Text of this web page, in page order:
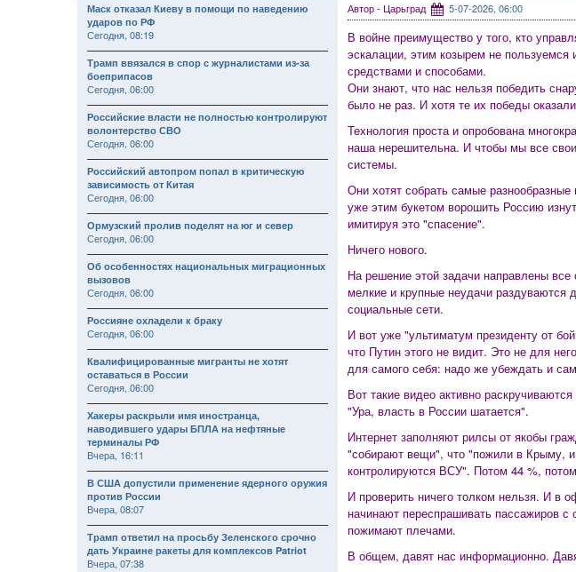
Автор - Царьград 5-07-2026, 06:00
В войне преимущество у того, кто
эскалации, этим козырем не
средствами и способами.
Они знают, что нас нельзя победить
было не раз. И хотя те их победы
Технология проста и опробована
наша нерешительна. И чтобы мы все
системы.
Они хотят собрать самые
уже этим букетом ворошить Россию
имитируя это "спасение".
Ничего нового.
На решение этой задачи направлены
мелкие и крупные неудачи раздуваются
социальные сети.
И вот уже "ультиматум президенту от
что Путин этого не видит. Это не для
для самого себя: надо же убеждать и
Вот такие видео активно
"Ура, власть в России шатается".
Интернет заполняют рилсы от якобы
"собирают вещи", что "пожили в Крыму,
контролируются ВСУ". Потом 44 %,
И проверить ничего толком нельзя. И в
начинают переспрашивать пассажиров
пожимают плечами.
В общем, давят нас информационно.
Маск отказал Киеву в помощи по наведению
ударов по РФ
Сегодня, 08:19
Трамп ввязался в спор с журналистами из-за
боеприпасов
Сегодня, 06:00
Российские власти не полностью контролируют
волонтерство СВО
Сегодня, 06:00
Российский автопром попал в критическую
зависимость от Китая
Сегодня, 06:00
Ормузский пролив поделят на юг и север
Сегодня, 06:00
Об особенностях национальных миграционных
вызовов
Сегодня, 06:00
Россияне охладели к браку
Сегодня, 06:00
Квалифицированные мигранты не хотят
оставаться в России
Сегодня, 06:00
Хакеры раскрыли имя иностранца,
наводившего удары БПЛА на нефтяные
терминалы РФ
Вчера, 16:11
В США допустили применение ядерного оружия
против России
Вчера, 08:07
Трамп ответил на просьбу Зеленского срочно
дать Украине ракеты для комплексов Patriot
Вчера, 07:38